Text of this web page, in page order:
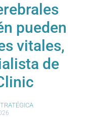
pueden
vitales,
de